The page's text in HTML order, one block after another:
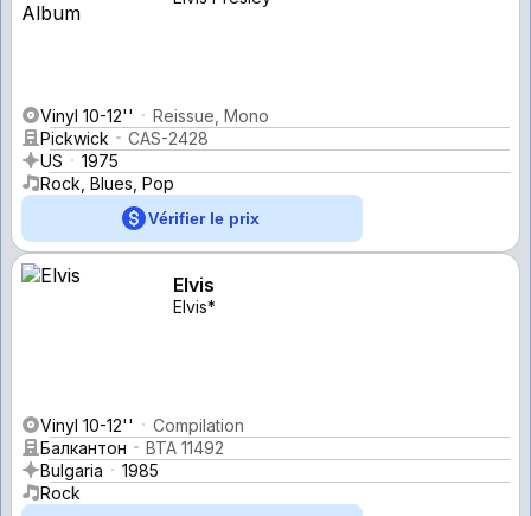
Vinyl 10-12''
Reissue, Mono
Pickwick
CAS-2428
US
1975
Rock, Blues, Pop
Vérifier le prix
Elvis
Elvis*
Vinyl 10-12''
Compilation
Балкантон
ВТА 11492
Bulgaria
1985
Rock